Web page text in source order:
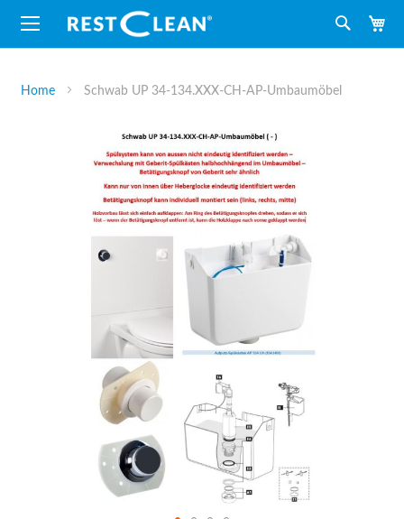
Suche
Home Schwab UP 34-134.XXX-CH-AP-Umbaumöbel